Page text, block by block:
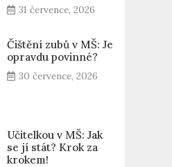
31 července, 2026
Čištění zubů v MŠ: Je
opravdu povinné?
30 července, 2026
Učitelkou v MŠ: Jak
se jí stát? Krok za
krokem!